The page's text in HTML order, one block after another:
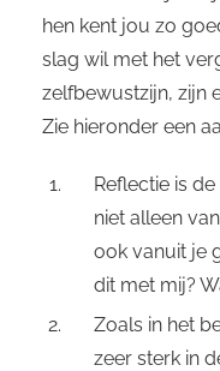
hen kent jou zo
slag wil met het
zelfbewustzijn, zijn
Zie hieronder een
Reflectie is
niet alleen
ook vanuit je
dit met mij?
Zoals in het
zeer sterk in